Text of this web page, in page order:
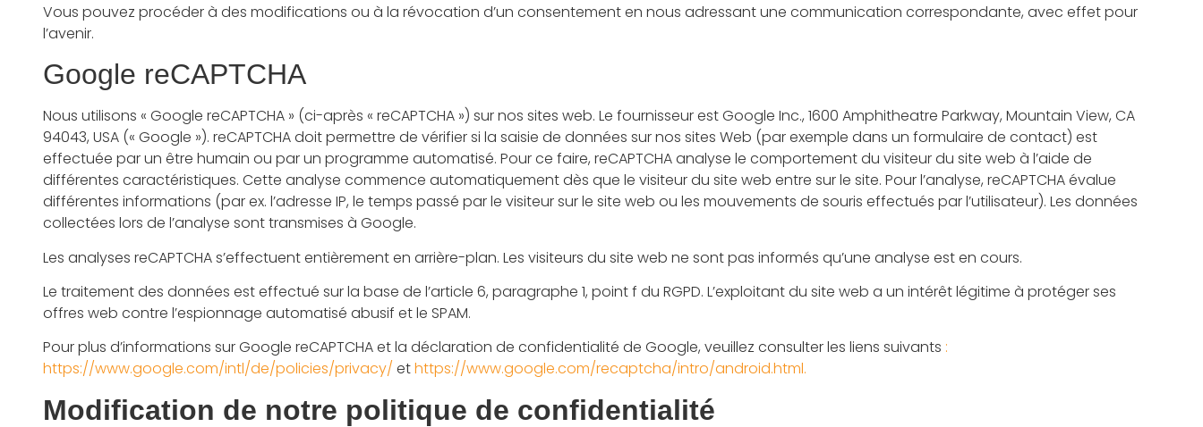
Vous pouvez procéder à des modifications ou à la révocation d’un consentement en nous adressant une communication correspondante, avec effet pour
l’avenir.
Google reCAPTCHA
Nous utilisons « Google reCAPTCHA » (ci-après « reCAPTCHA ») sur nos sites web. Le fournisseur est Google Inc., 1600 Amphitheatre Parkway, Mountain View, CA
94043, USA (« Google »). reCAPTCHA doit permettre de vérifier si la saisie de données sur nos sites Web (par exemple dans un formulaire de contact) est
effectuée par un être humain ou par un programme automatisé. Pour ce faire, reCAPTCHA analyse le comportement du visiteur du site web à l’aide de
différentes caractéristiques. Cette analyse commence automatiquement dès que le visiteur du site web entre sur le site. Pour l’analyse, reCAPTCHA évalue
différentes informations (par ex. l’adresse IP, le temps passé par le visiteur sur le site web ou les mouvements de souris effectués par l’utilisateur). Les données
collectées lors de l’analyse sont transmises à Google.
Les analyses reCAPTCHA s’effectuent entièrement en arrière-plan. Les visiteurs du site web ne sont pas informés qu’une analyse est en cours.
Le traitement des données est effectué sur la base de l’article 6, paragraphe 1, point f du RGPD. L’exploitant du site web a un intérêt légitime à protéger ses
offres web contre l’espionnage automatisé abusif et le SPAM.
Pour plus d’informations sur Google reCAPTCHA et la déclaration de confidentialité de Google, veuillez consulter les liens suivants :
https://www.google.com/intl/de/policies/privacy/ ethttps://www.google.com/recaptcha/intro/android.html.
Modification de notre politique de confidentialité